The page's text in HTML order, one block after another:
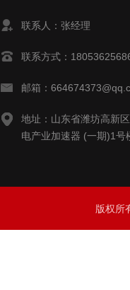
联系人：张经理
联系方式：
邮箱：
地址：山东省潍坊高新
电产业加速器 (一期)1号
版权